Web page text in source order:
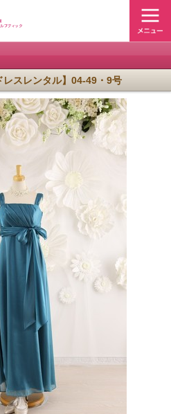
レスレンタル】04-49・9号